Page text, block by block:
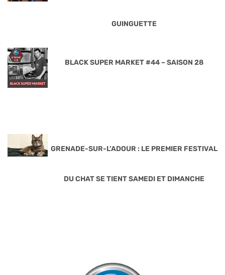
GUINGUETTE
BLACK SUPER MARKET #44 – SAISON 28
GRENADE-SUR-L’ADOUR : LE PREMIER FESTIVAL
DU CHAT SE TIENT SAMEDI ET DIMANCHE